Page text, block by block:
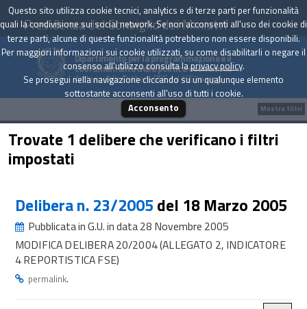
Presidenza del Consiglio dei Ministri
Dipartimento per la programmazione e il
coordinamento della politica economica
Archivio delle Delibere CIPE dal 1967 a oggi
Trovate 1 delibere che verificano i filtri
impostati
Delibera n. 23/2005 del 18 Marzo 2005
Pubblicata in G.U. in data 28 Novembre 2005
MODIFICA DELIBERA 20/2004 (ALLEGATO 2, INDICATORE
4 REPORTISTICA FSE)
permalink.
Mostra filtri
Questo sito utilizza cookie tecnici, analytics e di terze parti per funzionalità
quali la condivisione sui social network. Se non acconsenti all'uso dei cookie di
terze parti, alcune di queste funzionalità potrebbero non essere disponibili.
Per maggiori informazioni sui cookie utilizzati, su come disabilitarli o negare il
consenso all'utilizzo consulta laprivacy policy.
Se prosegui nella navigazione cliccando su un qualunque elemento
sottostante acconsenti all'uso di tutti i cookie.
Acconsento